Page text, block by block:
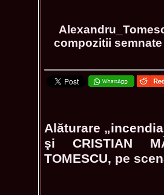
compozitii semnate
Alăturare
şi CRISTIAN
TOMESCU, pe